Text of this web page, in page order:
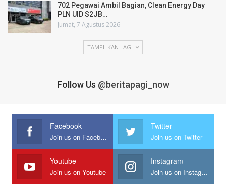
702 Pegawai Ambil Bagian, Clean Energy Day
PLN UID S2JB…
Jumat, 7 Agustus 2026
TAMPILKAN LAGI
Follow Us @beritapagi_now
Facebook
Join us on Facebook
Twitter
Join us on Twitter
Youtube
Join us on Youtube
Instagram
Join us on Instagram